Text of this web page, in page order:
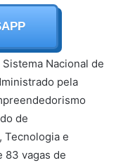
Nacional de
pela
de
Tecnologia e
83 vagas de